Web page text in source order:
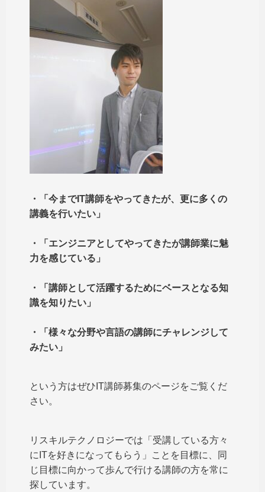
・「今までIT講師をやってきたが、更に多くの
講義を行いたい」
・「エンジニアとしてやってきたが講師業に魅
力を感じている」
・「講師として活躍するためにベースとなる知
識を知りたい」
・「様々な分野や言語の講師にチャレンジして
みたい」
という方はぜひIT講師募集のページをご覧くだ
さい。
リスキルテクノロジーでは「受講している方々
にITを好きになってもらう」ことを目標に、同
じ目標に向かって歩んで行ける講師の方を常に
探しています。